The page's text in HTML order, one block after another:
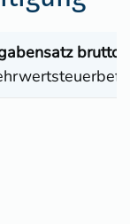
brutto